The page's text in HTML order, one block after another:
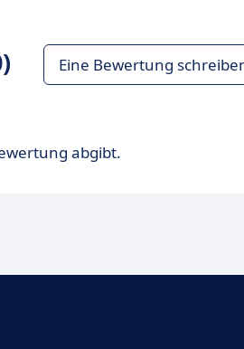
Eine Bewertung
abgibt.